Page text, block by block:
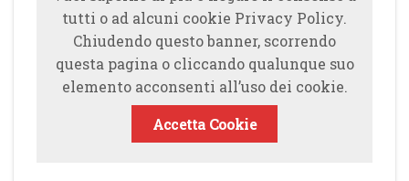
tutti o ad alcuni cookie Privacy Policy.
Chiudendo questo banner, scorrendo
questa pagina o cliccando qualunque suo
elemento acconsenti all’uso dei cookie.
Accetta Cookie